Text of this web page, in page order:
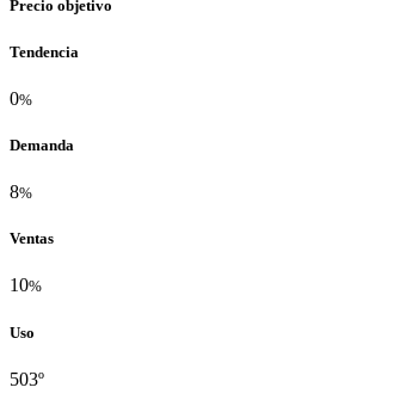
Precio objetivo
Tendencia
0%
Demanda
8%
Ventas
10%
Uso
503º